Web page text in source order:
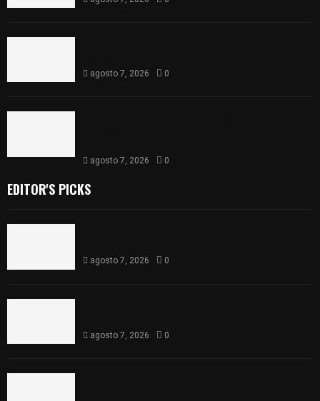
agosto 7, 2026 0
agosto 7, 2026 0
EDITOR'S PICKS
agosto 7, 2026 0
agosto 7, 2026 0